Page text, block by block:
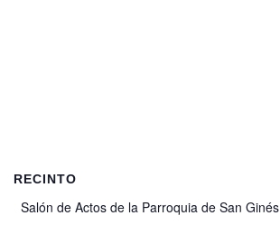
RECINTO
Salón de Actos de la Parroquia de San Ginés